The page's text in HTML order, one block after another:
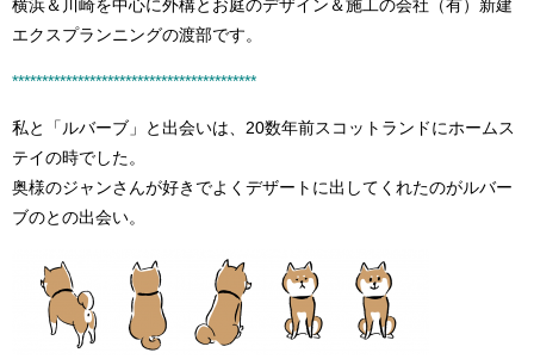
横浜＆川崎を中心に外構とお庭のデザイン＆施工の会社（有）新建
エクスプランニングの渡部です。
*****************************************
私と「ルバーブ」と出会いは、20数年前スコットランドにホームス
テイの時でした。
奥様のジャンさんが好きでよくデザートに出してくれたのがルバー
ブのとの出会い。